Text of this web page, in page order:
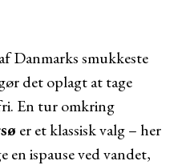
Danmarks smukkeste
det oplagt at tage
En tur omkring
er et klassisk valg – her
en ispause ved vandet,